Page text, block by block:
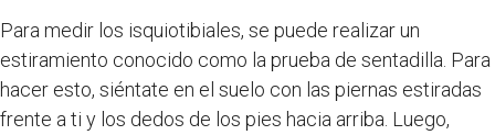
Para medir los isquiotibiales, se puede realizar un
estiramiento conocido como la prueba de sentadilla. Para
hacer esto, siéntate en el suelo con las piernas estiradas
frente a ti y los dedos de los pies hacia arriba. Luego,